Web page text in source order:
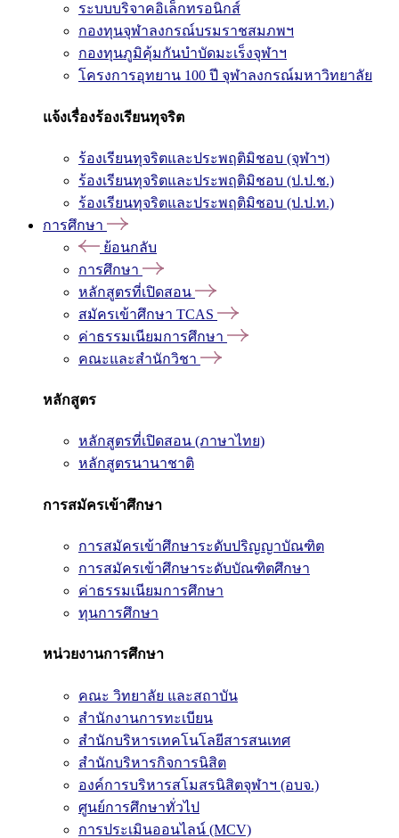
ระบบบริจาคอิเล็กทรอนิกส์
กองทุนจุฬาลงกรณ์บรมราชสมภพฯ
กองทุนภูมิคุ้มกันบำบัดมะเร็งจุฬาฯ
โครงการอุทยาน 100 ปี จุฬาลงกรณ์มหาวิทยาลัย
แจ้งเรื่องร้องเรียนทุจริต
ร้องเรียนทุจริตและประพฤติมิชอบ (จุฬาฯ)
ร้องเรียนทุจริตและประพฤติมิชอบ (ป.ป.ช.)
ร้องเรียนทุจริตและประพฤติมิชอบ (ป.ป.ท.)
การศึกษา
ย้อนกลับ
การศึกษา
หลักสูตรที่เปิดสอน
สมัครเข้าศึกษา TCAS
ค่าธรรมเนียมการศึกษา
คณะและสำนักวิชา
หลักสูตร
หลักสูตรที่เปิดสอน (ภาษาไทย)
หลักสูตรนานาชาติ
การสมัครเข้าศึกษา
การสมัครเข้าศึกษาระดับปริญญาบัณฑิต
การสมัครเข้าศึกษาระดับบัณฑิตศึกษา
ค่าธรรมเนียมการศึกษา
ทุนการศึกษา
หน่วยงานการศึกษา
คณะ วิทยาลัย และสถาบัน
สำนักงานการทะเบียน
สำนักบริหารเทคโนโลยีสารสนเทศ
สำนักบริหารกิจการนิสิต
องค์การบริหารสโมสรนิสิตจุฬาฯ (อบจ.)
ศูนย์การศึกษาทั่วไป
การประเมินออนไลน์ (MCV)